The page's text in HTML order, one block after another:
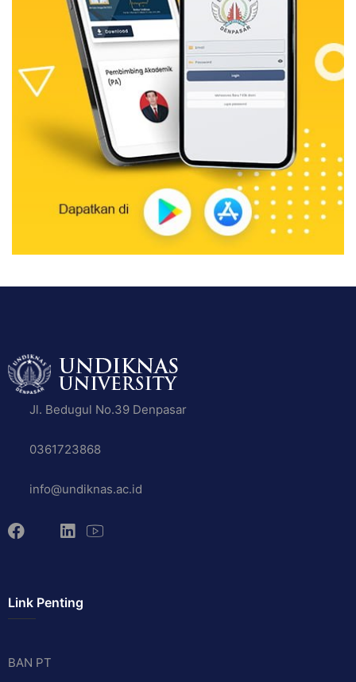
Jl. Bedugul No.39 Denpasar
0361723868
info@undiknas.ac.id
Link Penting
BAN PT